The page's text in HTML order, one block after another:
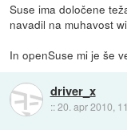
Suse ima določene
navadil na muhavost
In openSuse mi je še
driver_x
::20. apr 2010,